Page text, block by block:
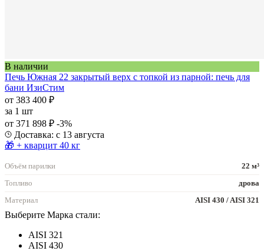
В наличии
Печь Южная 22 закрытый верх с топкой из парной: печь для
бани ИзиСтим
от 383 400 ₽
за 1 шт
от 371 898 ₽ -3%
Доставка: с 13 августа
🎁 + кварцит 40 кг
Объём парилки
22 м³
Топливо
дрова
Материал
AISI 430 / AISI 321
Выберите Марка стали:
AISI 321
AISI 430